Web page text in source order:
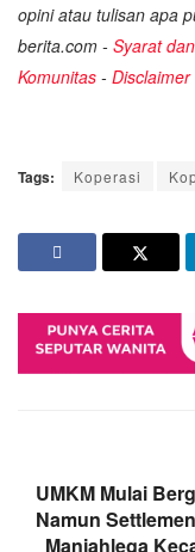
opini atau tulisan apa
berita.com - Syarat
Komunitas - Disclaimer
Tags: Koperasi
UMKM Mulai
Namun
Manjahlega